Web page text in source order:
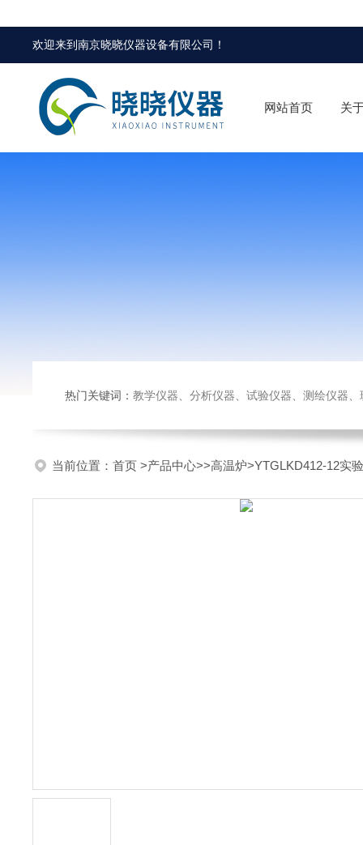
欢迎来到南京晓晓仪器设备有限公司 ！
网站首页 关
热门关键词： 教学仪器、分析仪器、试验仪器、测绘仪器、玻璃仪
当前位置： 首页 >产品中心>>高温炉>YTGLKD412-12实